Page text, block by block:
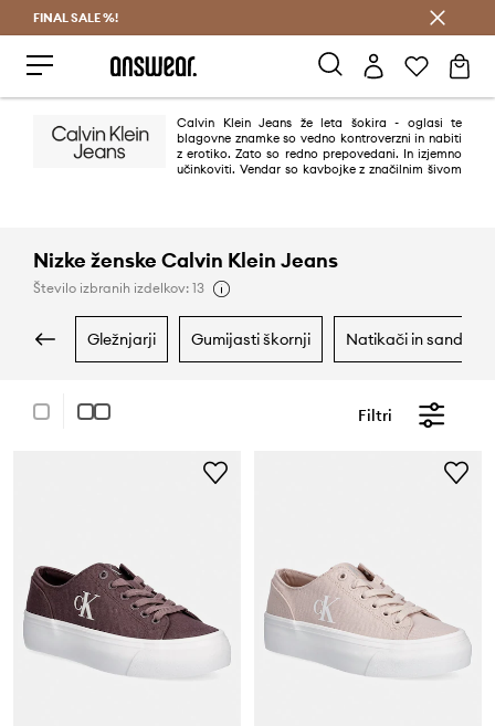
FINAL SALE %!
Calvin Klein Jeans že leta šokira - oglasi te
blagovne znamke so vedno kontroverzni in nabiti
z erotiko. Zato so redno prepovedani. In izjemno
učinkoviti. Vendar so kavbojke z značilnim šivom
Nizke ženske Calvin Klein Jeans
Število izbranih izdelkov: 13
gležnjarji gumijasti škornji natikači in sandali
Filtri